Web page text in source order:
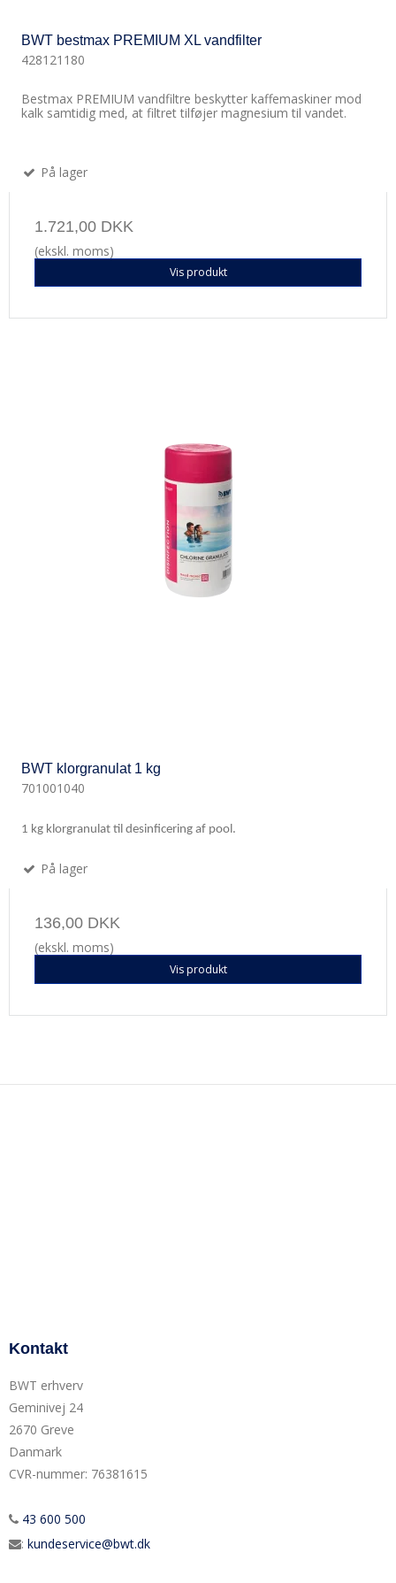
BWT bestmax PREMIUM XL vandfilter
428121180
Bestmax PREMIUM vandfiltre beskytter kaffemaskiner mod
kalk samtidig med, at filtret tilføjer magnesium til vandet.
På lager
1.721,00 DKK
(ekskl. moms)
Vis produkt
BWT klorgranulat 1 kg
701001040
1 kg klorgranulat til desinficering af pool.
På lager
136,00 DKK
(ekskl. moms)
Vis produkt
Kontakt
BWT erhverv
Geminivej 24
2670 Greve
Danmark
CVR-nummer: 76381615
43 600 500
: kundeservice@bwt.dk